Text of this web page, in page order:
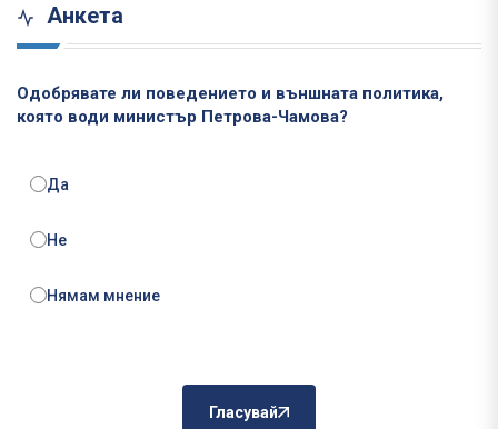
Анкета
Одобрявате ли поведението и външната политика,
която води министър Петрова-Чамова?
Да
Не
Нямам мнение
Гласувай